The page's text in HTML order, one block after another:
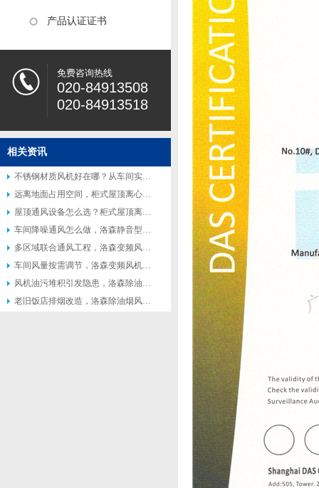
产品认证证书
免费咨询热线
020-84913508
020-84913518
相关资讯
不锈钢材质风机好在哪？从车间实际使用场景说起
远离地面占用空间，柜式屋顶离心风机受到众多工厂青睐
屋顶通风设备怎么选？柜式屋顶离心风机适配多种工业场景
车间降噪通风怎么做，洛森静音型柜式离心风机适配高要求工况
多区域联合通风工程，洛森变频风机便于联动控制系统搭建
车间风量按需调节，洛森变频风机灵活匹配不同生产工况
风机油污堆积引发隐患，洛森除油烟风机便于日常清理维护
老旧饭店排烟改造，洛森除油烟风机适配原有管道不用大面积施工